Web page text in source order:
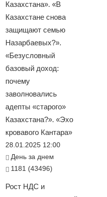
Казахстана». «В
Казахстане снова
защищают семью
Назарбаевых?».
«Безусловный
базовый доход:
почему
заволновались
адепты «старого»
Казахстана?». «Эхо
кровавого Кантара»
28.01.2025 12:00
День за днем
1181 (43496)
Рост НДС и